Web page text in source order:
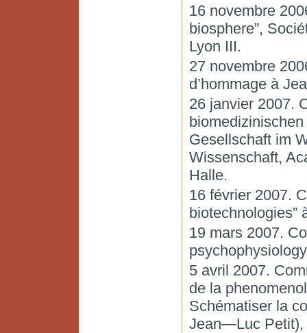
16 novembre
biosphere”,
Lyon III.
27 novembre
d’hommage à
26 janvier 2007.
Gesellschaft im
Wissenschaft,
Halle.
16 février 2007.
biotechnologies”
19 mars 2007.
5 avril 2007.
de la
Schématiser la
Jean—Luc Petit),